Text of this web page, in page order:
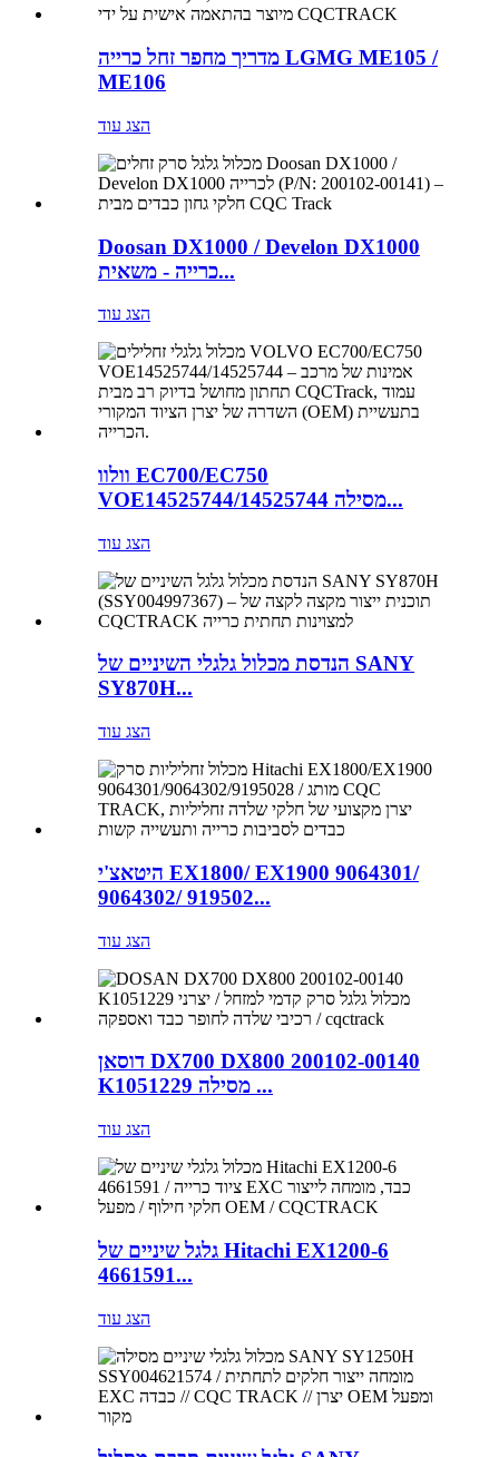
מדריך מחפר זחל כרייה LGMG ME105 /
ME106
הצג עוד
Doosan DX1000 / Develon DX1000
כרייה - משאית...
הצג עוד
וולוו EC700/EC750
VOE14525744/14525744 מסילה...
הצג עוד
הנדסת מכלול גלגלי השיניים של SANY
SY870H...
הצג עוד
היטאצ'י EX1800/ EX1900 9064301/
9064302/ 919502...
הצג עוד
דוסאן DX700 DX800 200102-00140
K1051229 מסילה ...
הצג עוד
גלגל שיניים של Hitachi EX1200-6
4661591...
הצג עוד